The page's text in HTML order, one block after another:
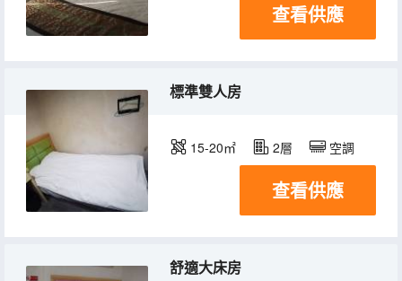
查看供應
標準雙人房
15-20㎡ 2層 空調
查看供應
舒適大床房